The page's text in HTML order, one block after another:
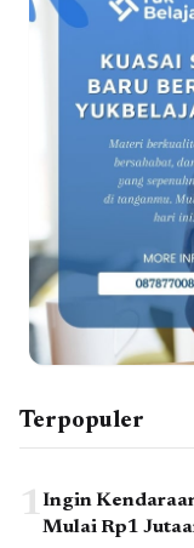
Terpopuler
1Ingin
Mulai Rp1